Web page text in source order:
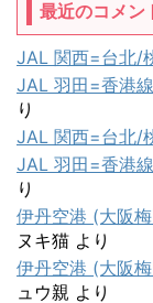
最近のコメン
JAL 関西=台北/
JAL 羽田=香港
り
JAL 関西=台北/
JAL 羽田=香港
り
伊丹空港 (大阪
ヌキ猫 より
伊丹空港 (大阪
ュウ親 より